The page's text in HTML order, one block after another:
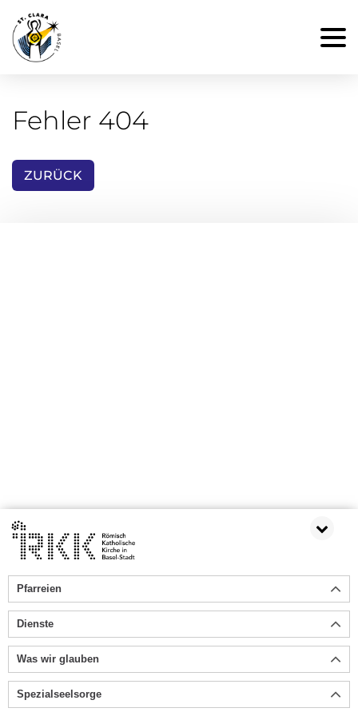
Fehler 404
ZURÜCK
Pfarreien
Dienste
Was wir glauben
Spezialseelsorge